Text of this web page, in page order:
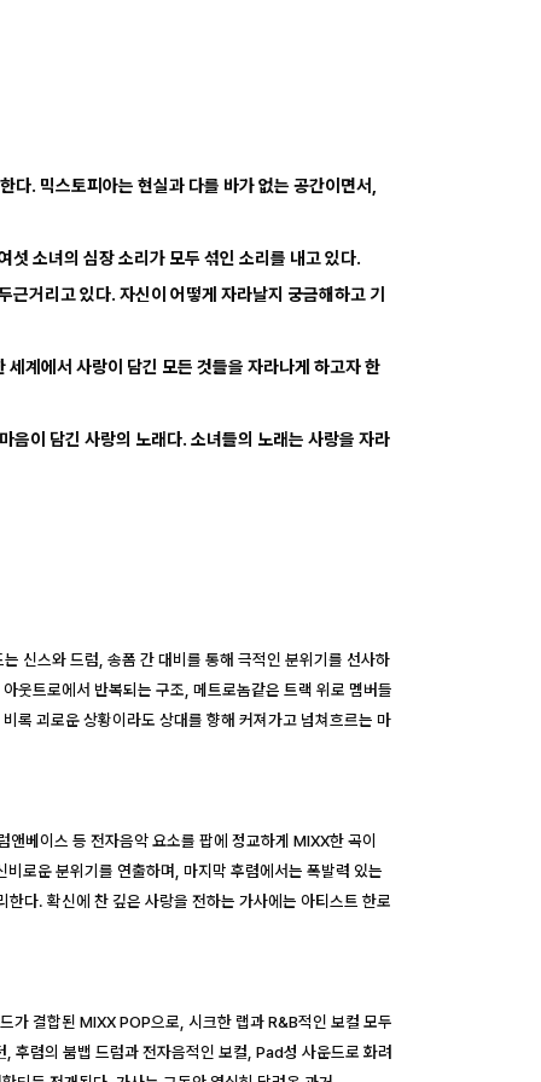
다. 믹스토피아는 현실과 다를 바가 없는 공간이면서,
섯 소녀의 심장 소리가 모두 섞인 소리를 내고 있다.
거리고 있다. 자신이 어떻게 자라날지 궁금해하고 기
계에서 사랑이 담긴 모든 것들을 자라나게 하고자 한
이 담긴 사랑의 노래다. 소녀들의 노래는 사랑을 자라
신스와 드럼, 송폼 간 대비를 통해 극적인 분위기를 선사하
웃트로에서 반복되는 구조, 메트로놈같은 트랙 위로 멤버들
록 괴로운 상황이라도 상대를 향해 커져가고 넘쳐흐르는 마
베이스 등 전자음악 요소를 팝에 정교하게 MIXX한 곡이
로운 분위기를 연출하며, 마지막 후렴에서는 폭발력 있는
다. 확신에 찬 깊은 사랑을 전하는 가사에는 아티스트 한로
가 결합된 MIXX POP으로, 시크한 랩과 R&B적인 보컬 모두
후렴의 붐뱁 드럼과 전자음적인 보컬, Pad성 사운드로 화려